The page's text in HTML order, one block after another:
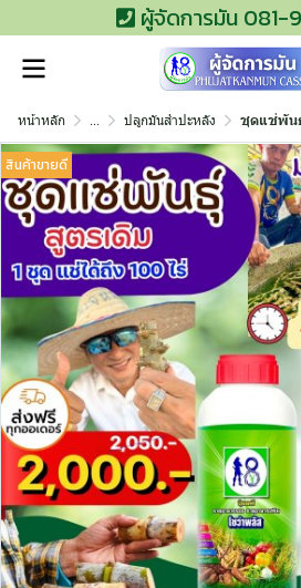
ผู้จัดการมัน 081-
หน้าหลัก ... ปลูกมันสำปะหลัง ชุดแช่พัน
สินค้าขายดี